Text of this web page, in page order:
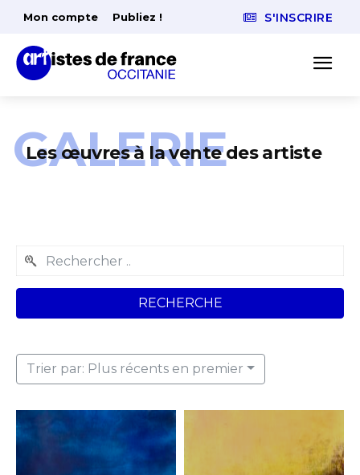
Mon compte Publiez ! S'INSCRIRE
Les œuvres à la vente des artiste
GALERIE
RECHERCHE
Trier par: Plus récents en premier